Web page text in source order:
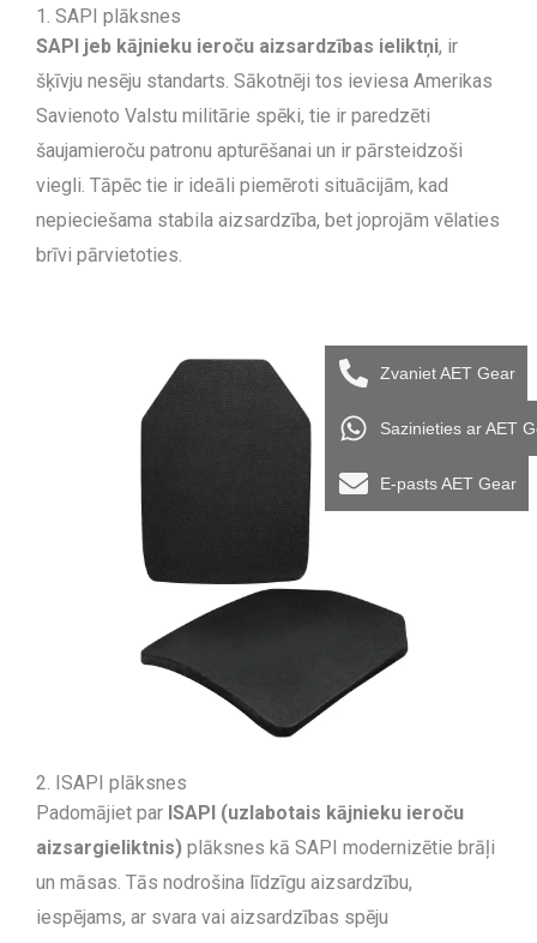
1. SAPI plāksnes
SAPI jeb kājnieku ieroču aizsardzības ieliktņi, ir
šķīvju nesēju standarts. Sākotnēji tos ieviesa Amerikas
Savienoto Valstu militārie spēki, tie ir paredzēti
šaujamieroču patronu apturēšanai un ir pārsteidzoši
viegli. Tāpēc tie ir ideāli piemēroti situācijām, kad
nepieciešama stabila aizsardzība, bet joprojām vēlaties
brīvi pārvietoties.
2. ISAPI plāksnes
Padomājiet par ISAPI (uzlabotais kājnieku ieroču
aizsargieliktnis) plāksnes kā SAPI modernizētie brāļi
un māsas. Tās nodrošina līdzīgu aizsardzību,
iespējams, ar svara vai aizsardzības spēju
Zvaniet AET Gear
Sazinieties ar AET
E-pasts AET Gear